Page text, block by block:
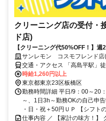
クリーニング店の受付
ド店)
【クリーニング代50%OFF！】週
サンレモン コスモフレンド店
交通・アクセス 「高島平駅」
時給1,260円以上
東京都東京23区板橋区
勤務時間詳細 平日/9：00～20
～、1日3h～勤務OKの自己申
・日・祝＋50円ＵＰ 【シフト
仕事内容 ／ 【家計の味方！】